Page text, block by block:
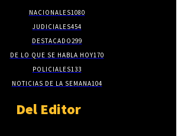
NACIONALES1080
JUDICIALES454
DESTACADO299
DE LO QUE SE HABLA HOY170
POLICIALES133
NOTICIAS DE LA SEMANA104
Del Editor